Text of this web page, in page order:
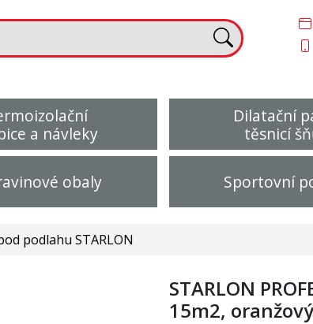
a návleky
Dilatační
těsnicí
obaly Sportovní
podlahu STARLON
STARLON
15m2, oranžový